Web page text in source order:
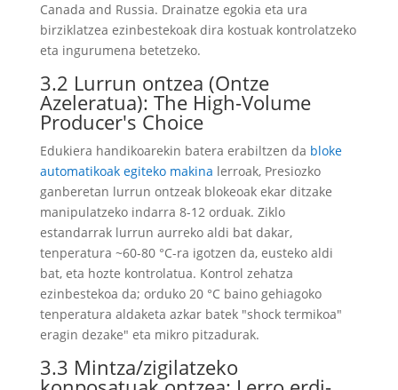
Canada and Russia. Drainatze egokia eta ura
birziklatzea ezinbestekoak dira kostuak kontrolatzeko
eta ingurumena betetzeko.
3.2 Lurrun ontzea (Ontze
Azeleratua): The High-Volume
Producer's Choice
Edukiera handikoarekin batera erabiltzen da bloke
automatikoak egiteko makina lerroak, Presiozko
ganberetan lurrun ontzeak blokeoak ekar ditzake
manipulatzeko indarra 8-12 orduak. Ziklo
estandarrak lurrun aurreko aldi bat dakar,
tenperatura ~60-80 °C-ra igotzen da, eusteko aldi
bat, eta hozte kontrolatua. Kontrol zehatza
ezinbestekoa da; orduko 20 °C baino gehiagoko
tenperatura aldaketa azkar batek "shock termikoa"
eragin dezake" eta mikro pitzadurak.
3.3 Mintza/zigilatzeko